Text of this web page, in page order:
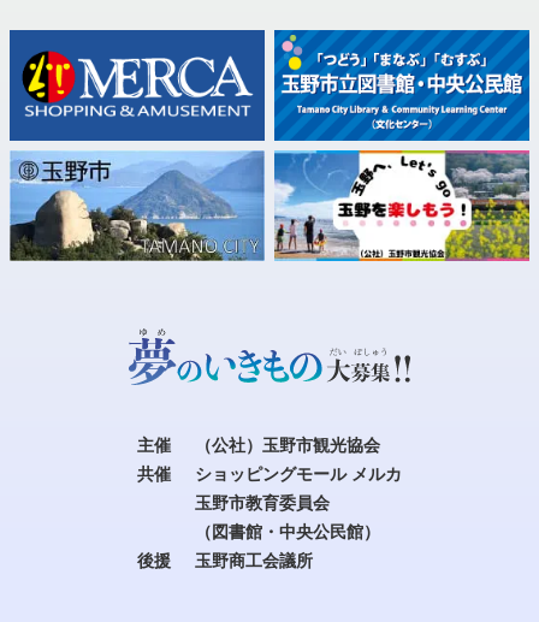
主催
（公社）玉野市観光協会
共催
ショッピングモール メルカ
玉野市教育委員会
（図書館・中央公民館）
後援
玉野商工会議所